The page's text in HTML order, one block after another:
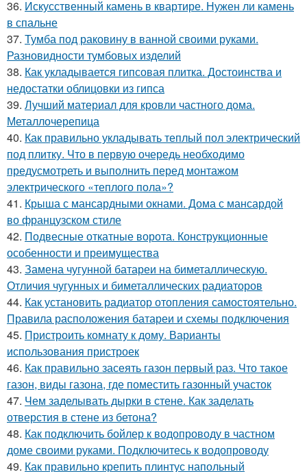
36. Искусственный камень в квартире. Нужен ли камень
в спальне
37. Тумба под раковину в ванной своими руками.
Разновидности тумбовых изделий
38. Как укладывается гипсовая плитка. Достоинства и
недостатки облицовки из гипса
39. Лучший материал для кровли частного дома.
Металлочерепица
40. Как правильно укладывать теплый пол электрический
под плитку. Что в первую очередь необходимо
предусмотреть и выполнить перед монтажом
электрического «теплого пола»?
41. Крыша с мансардными окнами. Дома с мансардой
во французском стиле
42. Подвесные откатные ворота. Конструкционные
особенности и преимущества
43. Замена чугунной батареи на биметаллическую.
Отличия чугунных и биметаллических радиаторов
44. Как установить радиатор отопления самостоятельно.
Правила расположения батареи и схемы подключения
45. Пристроить комнату к дому. Варианты
использования пристроек
46. Как правильно засеять газон первый раз. Что такое
газон, виды газона, где поместить газонный участок
47. Чем заделывать дырки в стене. Как заделать
отверстия в стене из бетона?
48. Как подключить бойлер к водопроводу в частном
доме своими руками. Подключитесь к водопроводу
49. Как правильно крепить плинтус напольный